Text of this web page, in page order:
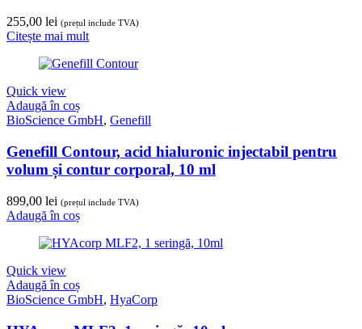
255,00 lei (prețul include TVA)
Citește mai mult
Quick view
Adaugă în coș
BioScience GmbH, Genefill
Genefill Contour, acid hialuronic injectabil pentru
volum și contur corporal, 10 ml
899,00 lei (prețul include TVA)
Adaugă în coș
Quick view
Adaugă în coș
BioScience GmbH, HyaCorp